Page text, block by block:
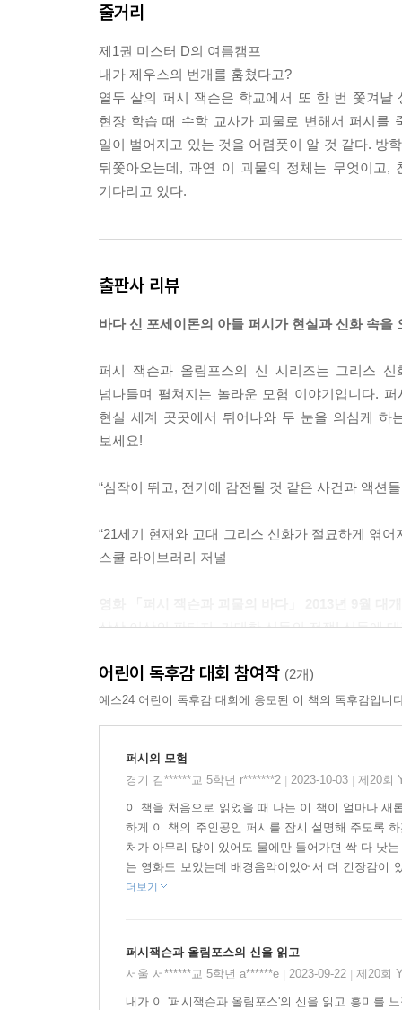
줄거리
제1권 미스터 D의 여름캠프
내가 제우스의 번개를 훔쳤다고?
열두 살의 퍼시 잭슨은 학교에서 또 한 번 쫓겨날
현장 학습 때 수학 교사가 괴물로 변해서 퍼시를
일이 벌어지고 있는 것을 어렴풋이 알 것 같다. 방
뒤쫓아오는데, 과연 이 괴물의 정체는 무엇이고
기다리고 있다.
출판사 리뷰
바다 신 포세이돈의 아들 퍼시가 현실과 신화 속을
퍼시 잭슨과 올림포스의 신 시리즈는 그리스
넘나들며 펼쳐지는 놀라운 모험 이야기입니다.
현실 세계 곳곳에서 튀어나와 두 눈을 의심케
보세요!
“심작이 뛰고, 전기에 감전될 것 같은 사건과 액션
“21세기 현재와 고대 그리스 신화가 절묘하게 엮
스쿨 라이브러리 저널
상상 이상의 판타지, 거대한 신들의 전쟁! 신들에
개봉합니다. 더욱 강력해진 스토리와 스펙터클한
고대 그리스 신화의 많은 영웅들이 신과 인간 사
신화 속의 영웅 페스세우스는 제우스의 아들이
정도면 대략 짐작을 할 수 있겠지만, 이 시리즈는
세계 곳곳에 있다는 상상을 바탕으로 합니다.
사이에서 영웅적인 모험을 펼칩니다.
잭슨과 올림포스의 신’ 시리즈는 바로 반쪽 피
벌이는 엄청난 전쟁과 음모에 휘말리면서 벌이
신화와는 전혀 다르게 그려지는 시·공간적 배
어린이 독후감 대회 참여작 (2개)
예스24 어린이 독후감 대회에 응모된 이 책의 독후감입니
퍼시의 모험
경기 김******교 5학년 r*******2
2023-10-03 제20회
이 책을 처음으로 읽었을 때 나는 이 책이 얼마나 새
하게 이 책의 주인공인 퍼시를 잠시 설명해 주도록
처가 아무리 많이 있어도 물에만 들어가면 싹 다 낫
는 영화도 보았는데 배경음악이있어서 더 긴장감이
더보기
퍼시잭슨과 올림포스의 신을 읽고
서울 서******교 5학년 a******e
2023-09-22 제20회
내가 이 '퍼시잭슨과 올림포스'의 신을 읽고 흥미를